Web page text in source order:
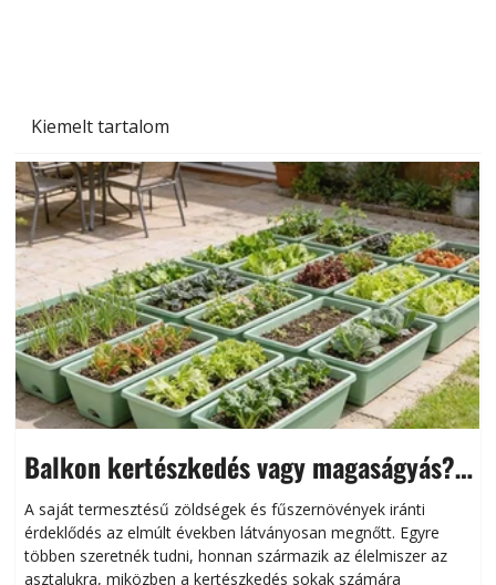
Kiemelt tartalom
Balkon kertészkedés vagy magaságyás?
Helytakarékos kertészkedés
A saját termesztésű zöldségek és fűszernövények iránti
érdeklődés az elmúlt években látványosan megnőtt. Egyre
többen szeretnék tudni, honnan származik az élelmiszer az
asztalukra, miközben a kertészkedés sokak számára